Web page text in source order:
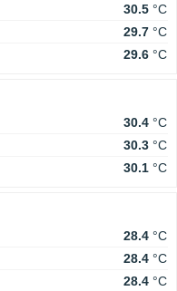
30.5 °C
29.7 °C
29.6 °C
30.4 °C
30.3 °C
30.1 °C
28.4 °C
28.4 °C
28.4 °C